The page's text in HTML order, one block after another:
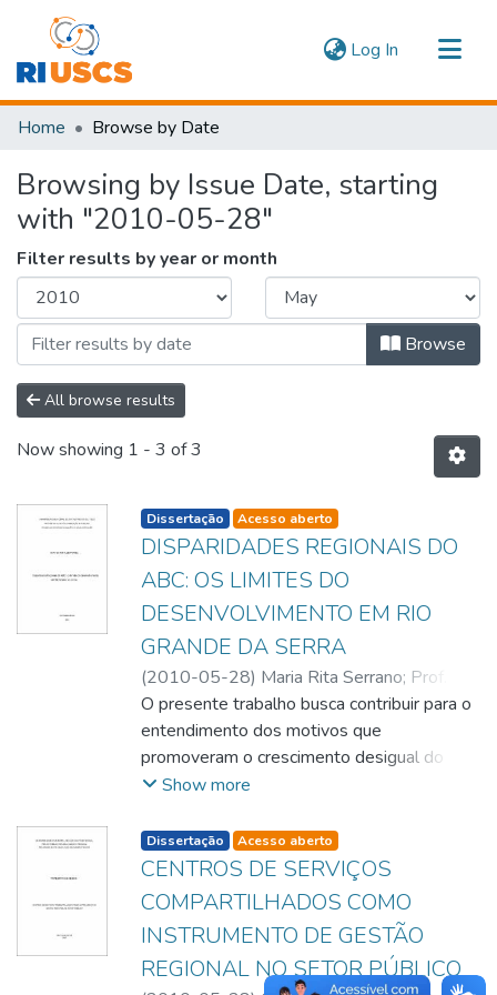
Log In (current)
Communities & Collections
Home Browse by Date
Browsing by Issue Date, starting
with "2010-05-28"
Filter results by year or month
Browse
All browse results
Now showing 1 - 3 of 3
listelement.badge.dso-type
Dissertação Acesso aberto
DISPARIDADES REGIONAIS DO
ABC: OS LIMITES DO
DESENVOLVIMENTO EM RIO
GRANDE DA SERRA
(2010-05-28) Maria Rita Serrano; Prof. Dr.
Luis Paulo Bresciani;Luis Paulo Bresciani;
Leonel Mazzali;Nadia Somekh
O presente trabalho busca contribuir para o
entendimento dos motivos que
promoveram o crescimento desigual do
Município de Rio Grande da Serra, quando
do Grande ABC. É efetuado o resgate
histórico de fatores que determinaram tanto
os limites geográficos quanto o
desenvolvimento social, político e
econômico da Região. Por meio de
indicadores socioeconômicos, bem como
Show more
listelement.badge.dso-type
Dissertação Acesso aberto
CENTROS DE SERVIÇOS
COMPARTILHADOS COMO
INSTRUMENTO DE GESTÃO
REGIONAL NO SETOR PÚBLICO